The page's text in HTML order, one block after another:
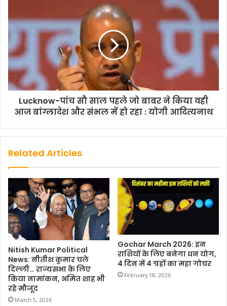
k
Lucknow-पांच सौ साल पहले जो बाबर ने किया वही
आज बांग्लादेश और संभल में हो रहा : योगी आदित्यनाथ
Related Articles
Nitish Kumar Political
News: नीतीश कुमार चले
दिल्ली… राज्यसभा के लिए
किया नामांकन, अमित शाह भी
रहे मौजूद
March 5, 2026
Gochar March 2026: इन
राशियों के लिए बनेगा धन योग,
4 दिन में 4 ग्रहों का महा गोचर
February 18, 2026